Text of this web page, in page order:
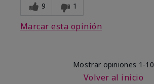
9 1
Marcar esta opinión
Mostrar opiniones 1-10
Volver al inicio